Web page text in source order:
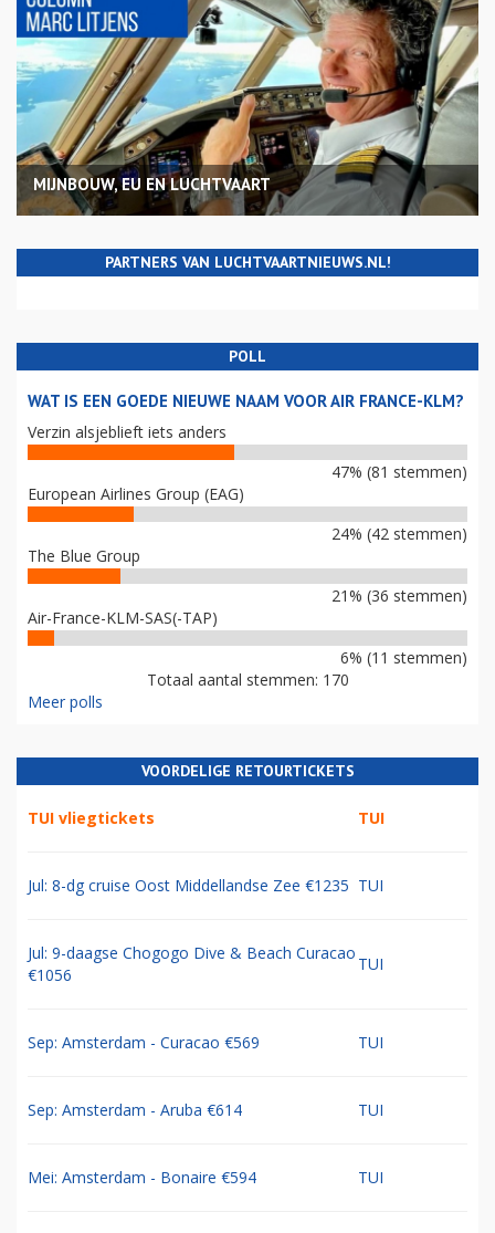
MIJNBOUW, EU EN LUCHTVAART
PARTNERS VAN LUCHTVAARTNIEUWS.NL!
POLL
WAT IS EEN GOEDE NIEUWE NAAM VOOR AIR FRANCE-KLM?
Verzin alsjeblieft iets anders
47% (81 stemmen)
European Airlines Group (EAG)
24% (42 stemmen)
The Blue Group
21% (36 stemmen)
Air-France-KLM-SAS(-TAP)
6% (11 stemmen)
Totaal aantal stemmen: 170
Meer polls
VOORDELIGE RETOURTICKETS
TUI vliegtickets TUI
Jul: 8-dg cruise Oost Middellandse Zee €1235 TUI
Jul: 9-daagse Chogogo Dive & Beach Curacao
€1056
TUI
Sep: Amsterdam - Curacao €569 TUI
Sep: Amsterdam - Aruba €614 TUI
Mei: Amsterdam - Bonaire €594 TUI